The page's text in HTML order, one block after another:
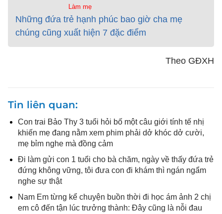
Làm mẹ
Những đứa trẻ hạnh phúc bao giờ cha mẹ
chúng cũng xuất hiện 7 đặc điểm
Theo GĐXH
Tin liên quan
Con trai Bảo Thy 3 tuổi hỏi bố một câu giới tính tế nhị
khiến mẹ đang nằm xem phim phải dở khóc dở cười,
mẹ bỉm nghe mà đồng cảm
Đi làm gửi con 1 tuổi cho bà chăm, ngày về thấy đứa trẻ
đứng không vững, tôi đưa con đi khám thì ngán ngẩm
nghe sự thật
Nam Em từng kể chuyện buồn thời đi học ám ảnh 2 chị
em cô đến tận lúc trưởng thành: Đây cũng là nỗi đau